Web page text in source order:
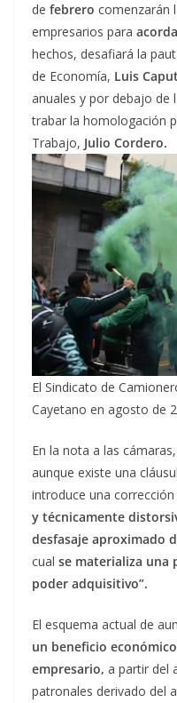
de febrero comenzarán
empresarios para
hechos, desafiará la
de Economía, Luis
anuales y por debajo de
trabar la homologación
Trabajo, Julio Cordero.
El Sindicato de
Cayetano en agosto de
En la nota a las
aunque existe una
introduce una
y técnicamente
desfasaje aproximado
cual se materializa una
poder adquisitivo”.
El esquema actual de
un beneficio
empresario, a partir del
patronales derivado del